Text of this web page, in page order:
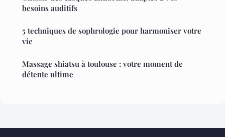
besoins auditifs
5 techniques de sophrologie pour harmoniser votre
vie
Massage shiatsu à toulouse : votre moment de
détente ultime